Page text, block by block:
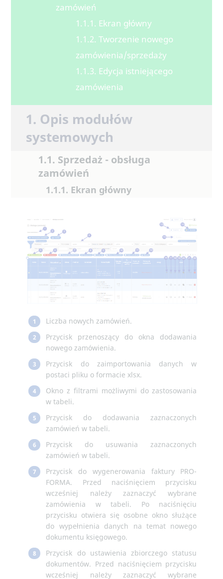
zamówień
1.1.1. Ekran główny
1.1.2. Tworzenie nowego
zamówienia/sprzedaży
1.1.3. Edycja istniejącego
zamówienia
1. Opis modułów
systemowych
1.1. Sprzedaż - obsługa
zamówień
1.1.1. Ekran główny
1 Liczba nowych zamówień.
2
Przycisk przenoszący do okna dodawania
nowego zamówienia.
3
Przycisk do zaimportowania danych w
postaci pliku o formacie xlsx.
4
Okno z filtrami możliwymi do zastosowania
w tabeli.
5
Przycisk do dodawania zaznaczonych
zamówień w tabeli.
6
Przycisk do usuwania zaznaczonych
zamówień w tabeli.
7
Przycisk do wygenerowania faktury PRO-
FORMA. Przed naciśnięciem przycisku
wcześniej należy zaznaczyć wybrane
zamówienia w tabeli. Po naciśnięciu
przycisku otwiera się osobne okno służące
do wypełnienia danych na temat nowego
dokumentu księgowego.
8
Przycisk do ustawienia zbiorczego statusu
dokumentów. Przed naciśnięciem przycisku
wcześniej należy zaznaczyć wybrane